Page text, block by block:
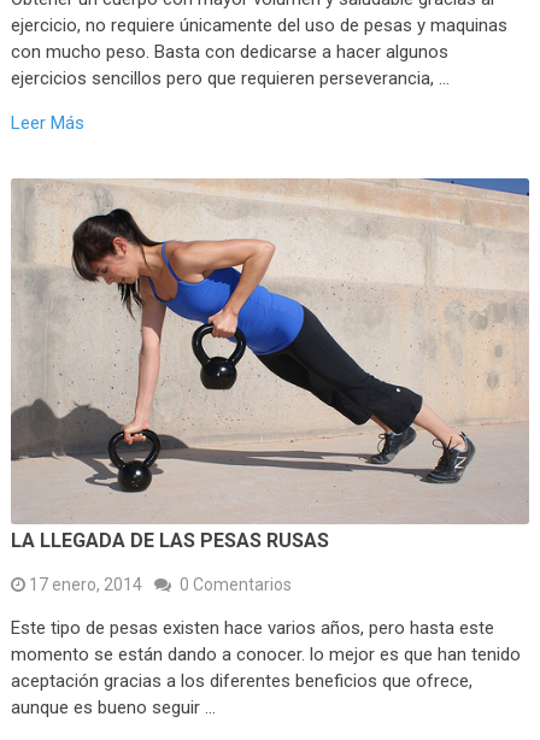
ejercicio, no requiere únicamente del uso de pesas y maquinas
con mucho peso. Basta con dedicarse a hacer algunos
ejercicios sencillos pero que requieren perseverancia, …
Leer Más
LA LLEGADA DE LAS PESAS RUSAS
17 enero, 2014 0 Comentarios
Este tipo de pesas existen hace varios años, pero hasta este
momento se están dando a conocer. lo mejor es que han tenido
aceptación gracias a los diferentes beneficios que ofrece,
aunque es bueno seguir …